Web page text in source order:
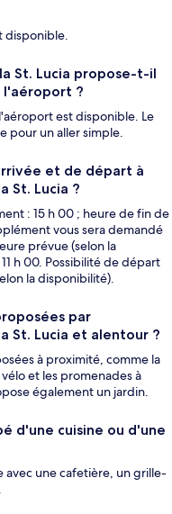
disponible.
St. Lucia propose-t-il
l'aéroport ?
est disponible. Le
pour un aller simple.
et de départ à
St. Lucia ?
: 15 h 00 ; heure de fin de
vous sera demandé
prévue (selon la
h 00. Possibilité de départ
la disponibilité).
par
St. Lucia et alentour ?
à proximité, comme la
et les promenades à
également un jardin.
d'une cuisine ou d'une
avec une cafetière, un grille-